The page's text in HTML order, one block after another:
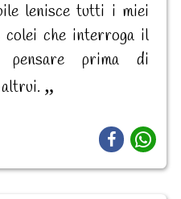
lenisce tutti i miei
colei che interroga il
prima di